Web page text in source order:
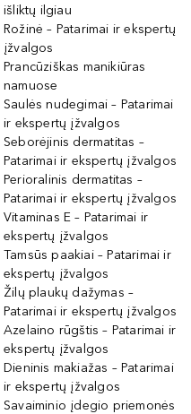
išliktų ilgiau
Rožinė – Patarimai ir ekspertų
įžvalgos
Prancūziškas manikiūras
namuose
Saulės nudegimai – Patarimai
ir ekspertų įžvalgos
Seborėjinis dermatitas –
Patarimai ir ekspertų įžvalgos
Perioralinis dermatitas –
Patarimai ir ekspertų įžvalgos
Vitaminas E – Patarimai ir
ekspertų įžvalgos
Tamsūs paakiai – Patarimai ir
ekspertų įžvalgos
Žilų plaukų dažymas –
Patarimai ir ekspertų įžvalgos
Azelaino rūgštis – Patarimai ir
ekspertų įžvalgos
Dieninis makiažas – Patarimai
ir ekspertų įžvalgos
Savaiminio įdegio priemonės